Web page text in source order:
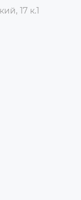
17 к.1